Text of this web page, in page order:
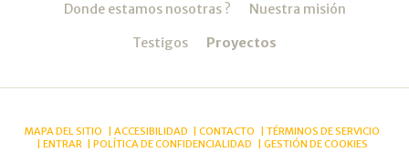
Donde estamos nosotras ? Nuestra misión
Testigos Proyectos
MAPA DEL SITIO ACCESIBILIDAD CONTACTO
TÉRMINOS DE SERVICIO
ENTRAR
POLÍTICA DE CONFIDENCIALIDAD GESTIÓN DE COOKIES